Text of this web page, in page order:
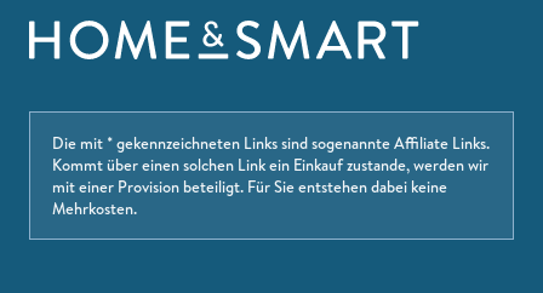
Die mit * gekennzeichneten Links sind sogenannte Affiliate Links.
Kommt über einen solchen Link ein Einkauf zustande, werden wir
mit einer Provision beteiligt. Für Sie entstehen dabei keine
Mehrkosten.